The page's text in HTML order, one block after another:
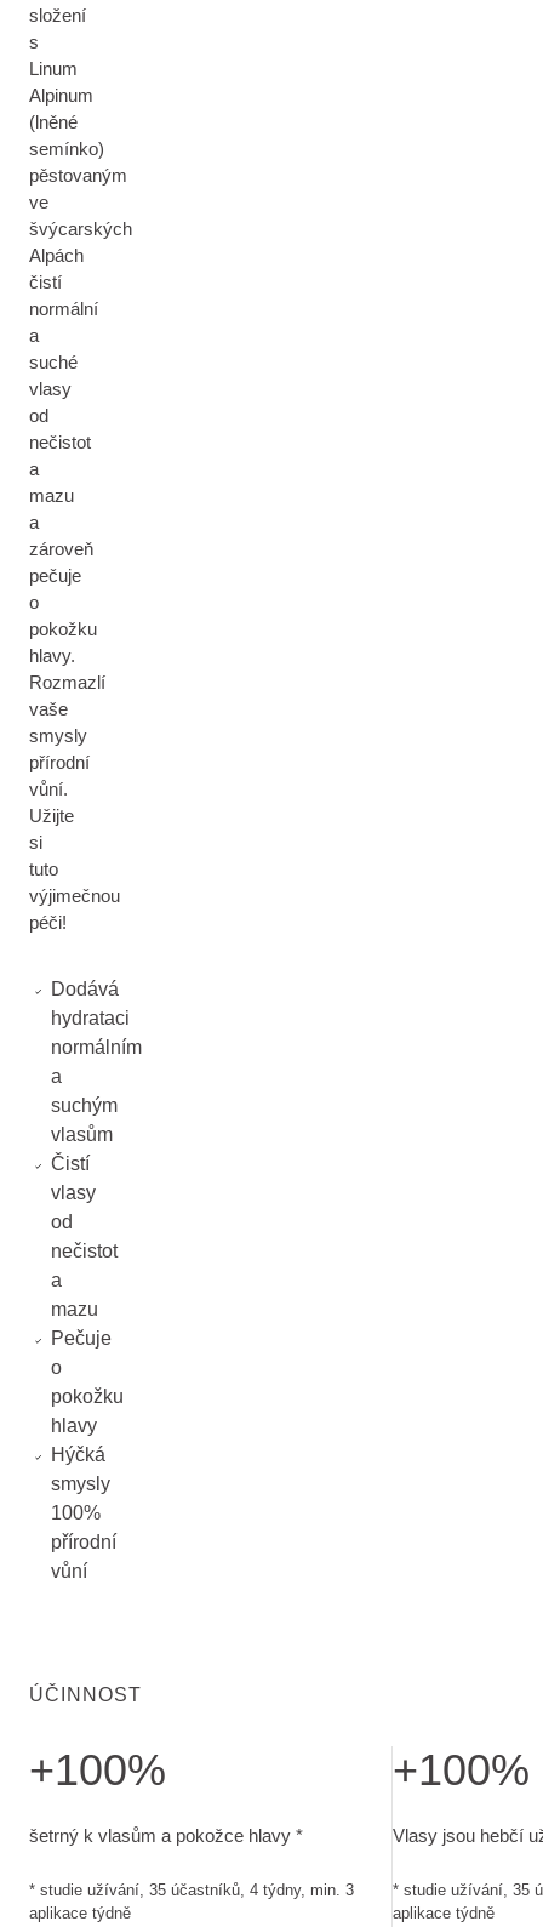
složení
s
Linum
Alpinum
(lněné
semínko)
pěstovaným
ve
švýcarských
Alpách
čistí
normální
a
suché
vlasy
od
nečistot
a
mazu
a
zároveň
pečuje
o
pokožku
hlavy.
Rozmazlí
vaše
smysly
přírodní
vůní.
Užijte
si
tuto
výjimečnou
péči!
Dodává
hydrataci
normálním
a
suchým
vlasům
Čistí
vlasy
od
nečistot
a
mazu
Pečuje
o
pokožku
hlavy
Hýčká
smysly
100%
přírodní
vůní
ÚČINNOST
+100%
šetrný k vlasům a pokožce hlavy *
* studie užívání, 35 účastníků, 4 týdny, min. 3
aplikace týdně
+100%
Vlasy jsou hebčí
* studie užívání, 35
aplikace týdně